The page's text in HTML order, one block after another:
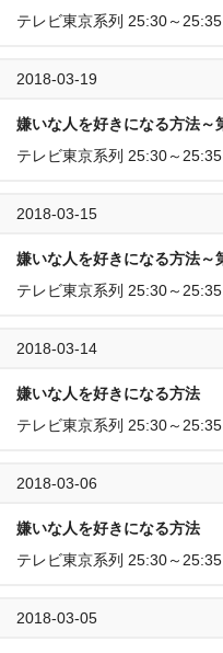
テレビ東京系列 25:30～25:35
2018-03-19
嫌いな人を好きになる方法～
テレビ東京系列 25:30～25:35
2018-03-15
嫌いな人を好きになる方法～
テレビ東京系列 25:30～25:35
2018-03-14
嫌いな人を好きになる方法
テレビ東京系列 25:30～25:35
2018-03-06
嫌いな人を好きになる方法
テレビ東京系列 25:30～25:35
2018-03-05